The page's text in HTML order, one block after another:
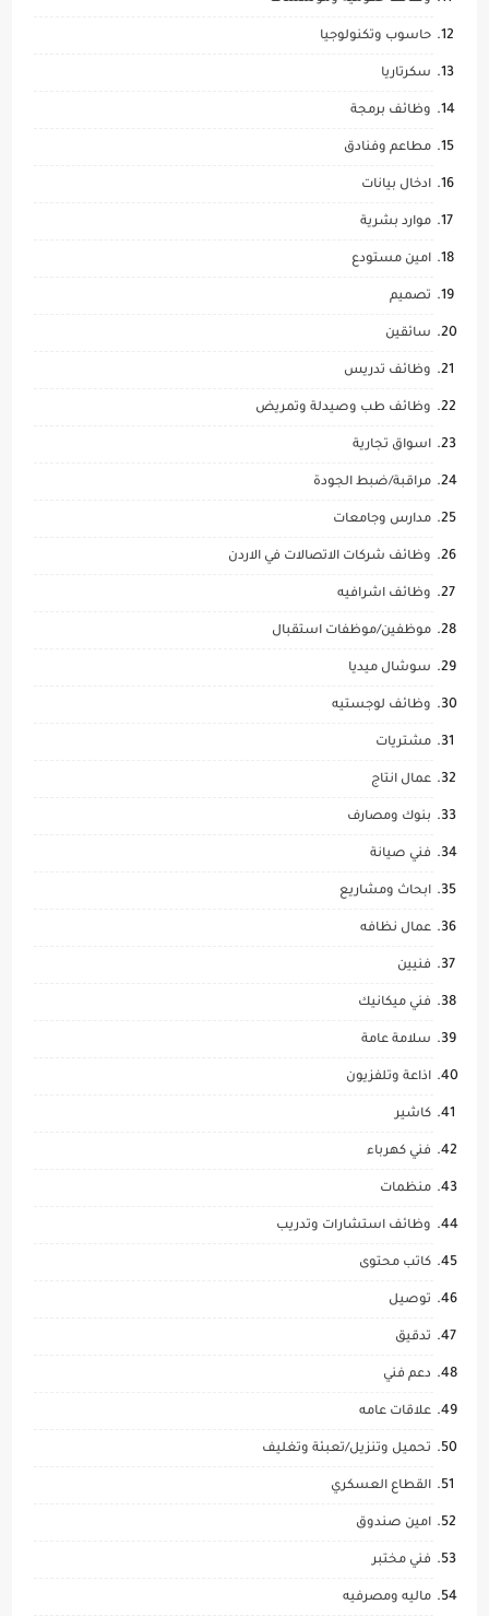
حاسوب وتكنولوجيا
سكرتاريا
وظائف برمجة
مطاعم وفنادق
ادخال بيانات
موارد بشرية
امين مستودع
تصميم
سائقين
وظائف تدريس
وظائف طب وصيدلة وتمريض
اسواق تجارية
مراقبة/ضبط الجودة
مدارس وجامعات
وظائف شركات الاتصالات في الاردن
وظائف اشرافيه
موظفين/موظفات استقبال
سوشال ميديا
وظائف لوجستيه
مشتريات
عمال انتاج
بنوك ومصارف
فني صيانة
ابحاث ومشاريع
عمال نظافه
فنيين
فني ميكانيك
سلامة عامة
اذاعة وتلفزيون
كاشير
فني كهرباء
منظمات
وظائف استشارات وتدريب
كاتب محتوى
توصيل
تدقيق
دعم فني
علاقات عامه
تحميل وتنزيل/تعبئة وتغليف
القطاع العسكري
امين صندوق
فني مختبر
ماليه ومصرفيه